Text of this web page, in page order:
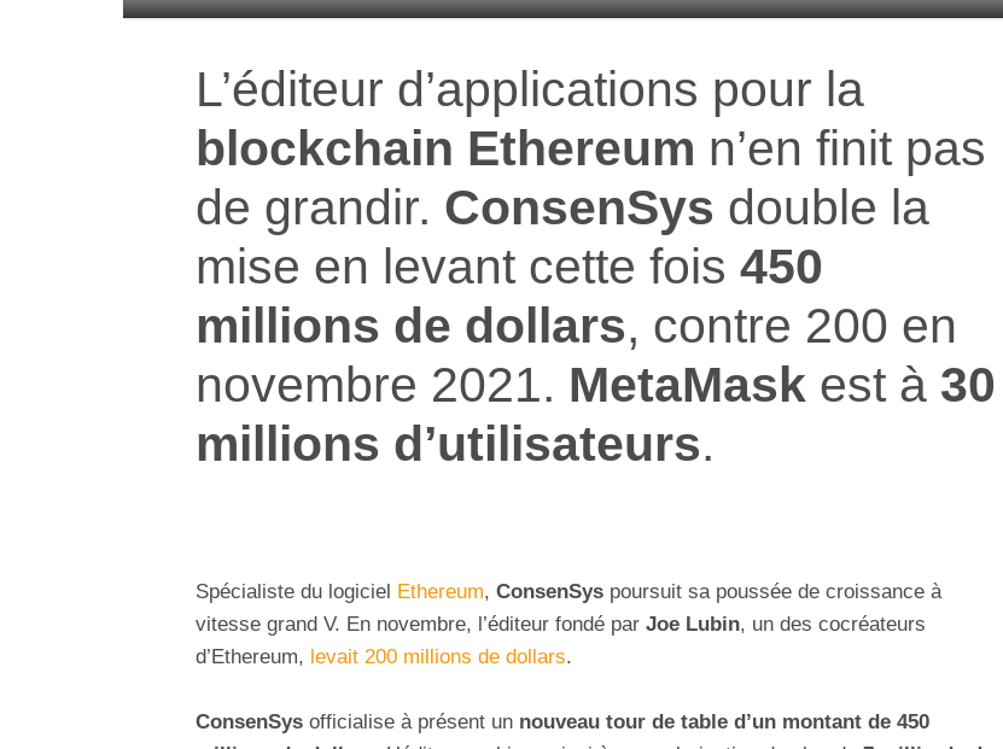
L’éditeur d’applications pour la
blockchain Ethereum n’en finit pas
de grandir. ConsenSys double la
mise en levant cette fois 450
millions de dollars, contre 200 en
novembre 2021. MetaMask est à 30
millions d’utilisateurs.
Spécialiste du logiciel Ethereum, ConsenSys poursuit sa poussée de croissance à
vitesse grand V. En novembre, l’éditeur fondé par Joe Lubin, un des cocréateurs
d’Ethereum, levait 200 millions de dollars.
ConsenSys officialise à présent un nouveau tour de table d’un montant de 450